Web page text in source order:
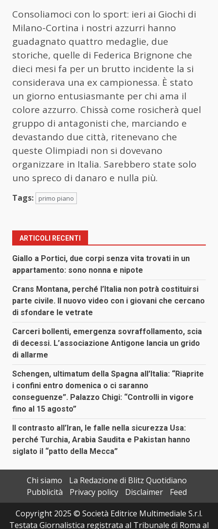
Consoliamoci con lo sport: ieri ai Giochi di
Milano-Cortina i nostri azzurri hanno
guadagnato quattro medaglie, due
storiche, quelle di Federica Brignone che
dieci mesi fa per un brutto incidente la si
considerava una ex campionessa. È stato
un giorno entusiasmante per chi ama il
colore azzurro. Chissà come rosicherà quel
gruppo di antagonisti che, marciando e
devastando due città, ritenevano che
queste Olimpiadi non si dovevano
organizzare in Italia. Sarebbero state solo
uno spreco di danaro e nulla più.
Tags: primo piano
ARTICOLI RECENTI
Giallo a Portici, due corpi senza vita trovati in un
appartamento: sono nonna e nipote
Crans Montana, perché l’Italia non potrà costituirsi
parte civile. Il nuovo video con i giovani che cercano
di sfondare le vetrate
Carceri bollenti, emergenza sovraffollamento, scia
di decessi. L’associazione Antigone lancia un grido
di allarme
Schengen, ultimatum della Spagna all’Italia: “Riaprite
i confini entro domenica o ci saranno
conseguenze”. Palazzo Chigi: “Controlli in vigore
fino al 15 agosto”
Il contrasto all’Iran, le falle nella sicurezza Usa:
perché Turchia, Arabia Saudita e Pakistan hanno
siglato il “patto della Mecca”
Chi siamo
La Redazione di Blitz Quotidiano
Pubblicità
Privacy policy Disclaimer
Feed
Copyright 2025 © Società Editrice Multimediale S.r.l.
Testata Giornalistica registrata al Tribunale di Roma al